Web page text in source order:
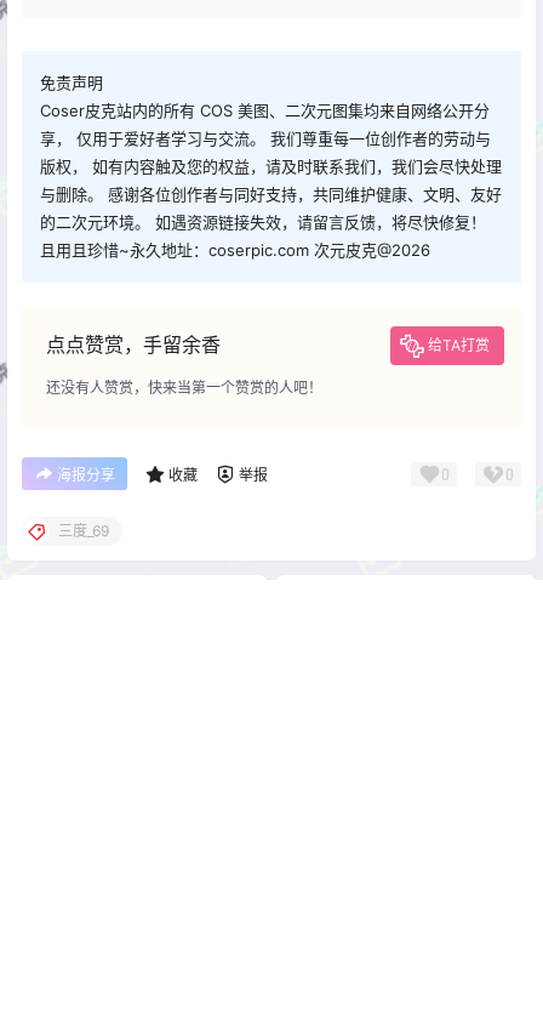
免责声明
Coser皮克站内的所有 COS 美图、二次元图集均来自网络公开分
享， 仅用于爱好者学习与交流。 我们尊重每一位创作者的劳动与
版权， 如有内容触及您的权益，请及时联系我们，我们会尽快处理
与删除。 感谢各位创作者与同好支持，共同维护健康、文明、友好
的二次元环境。 如遇资源链接失效，请留言反馈，将尽快修复！
且用且珍惜~永久地址：coserpic.com 次元皮克@2026
点点赞赏，手留余香 给TA打赏
还没有人赞赏，快来当第一个赞赏的人吧！
海报分享 收藏 举报 0 0
三度_69